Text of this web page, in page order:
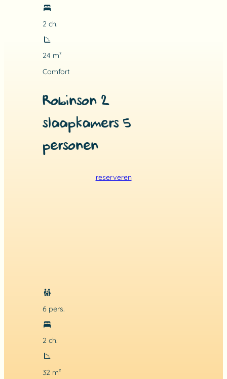
2 ch.
24 m²
Comfort
Robinson 2
slaapkamers 5
personen
reserveren
6 pers.
2 ch.
32 m²